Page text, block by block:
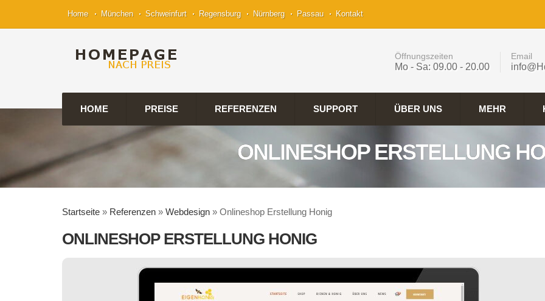
Home München Schweinfurt Regensburg Nürnberg Passau Kontakt
Öffnungszeiten
Mo - Sa: 09.00 - 20.00
Email
HOME PREISE REFERENZEN SUPPORT ÜBER UNS MEHR
ONLINESHOP ERSTELLUNG
Startseite » Referenzen » Webdesign » Onlineshop Erstellung Honig
ONLINESHOP ERSTELLUNG HONIG